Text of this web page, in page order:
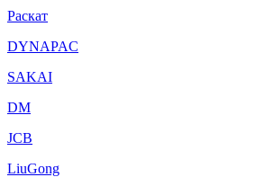
Раскат
DYNAPAC
SAKAI
DM
JCB
LiuGong